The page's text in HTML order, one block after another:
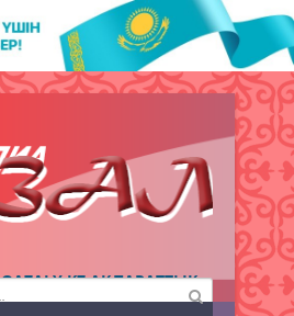
QAZALY.KZ АҚПАРАТТЫҚ
АГЕНТТІГІ